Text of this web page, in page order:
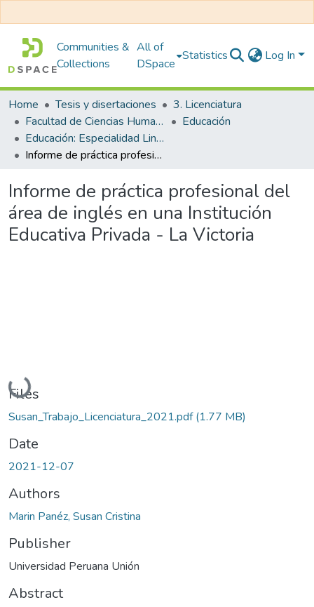
Communities &
Collections
All of
DSpace
Statistics Log In
Home Tesis y disertaciones
3. Licenciatura
Facultad de Ciencias Humanas y Educación
Educación
Educación: Especialidad Lingüística e Inglés
Informe de práctica profesional del área de inglés en una Institución Educativa Privada - La Victoria
Informe de práctica profesional del
área de inglés en una Institución
Educativa Privada - La Victoria
Loading...
Files
Susan_Trabajo_Licenciatura_2021.pdf(1.77 MB)
Date
2021-12-07
Authors
Marin Panéz, Susan Cristina
Publisher
Universidad Peruana Unión
Abstract